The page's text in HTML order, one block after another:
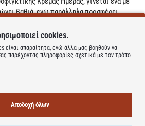
βαθιά, ενώ παράλληλα προσφέρει
να ταιριάζει σε όλους τους
και στις ευαίσθητες*.
– Ανόρθωση
cookies.
είναι απαραίτητα, ενώ άλλα μας βοηθούν να
παρέχοντας πληροφορίες σχετικά με τον τρόπο
Αποδοχή όλων